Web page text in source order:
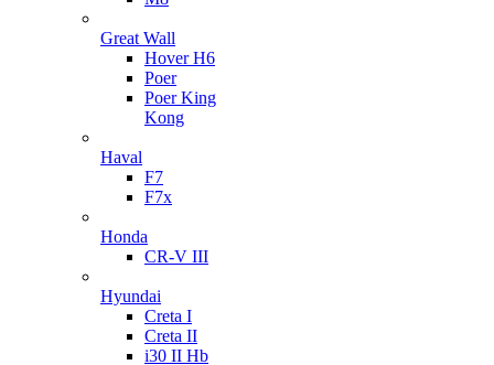
Great Wall
Hover H6
Poer
Poer King
Kong
Haval
F7
F7x
Honda
CR-V III
Hyundai
Creta I
Creta II
i30 II Hb